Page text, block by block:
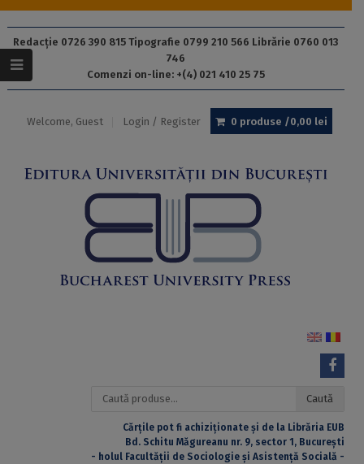
Redacție 0726 390 815 Tipografie 0799 210 566 Librărie 0760 013
746
Comenzi on-line: +(4) 021 410 25 75
Welcome, Guest Login / Register 0 produse /0,00 lei
Caută
Caută
Cărțile pot fi achiziționate și de la Librăria EUB
Bd. Schitu Măgureanu nr. 9, sector 1, București
- holul Facultății de Sociologie și Asistență Socială -